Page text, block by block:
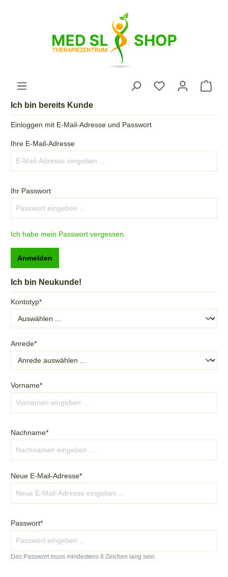
Ich bin bereits Kunde
Einloggen mit E-Mail-Adresse und Passwort
Ihre E-Mail-Adresse
Ihr Passwort
Ich habe mein Passwort vergessen.
Anmelden
Ich bin Neukunde!
Kontotyp*
Anrede*
Vorname*
Nachname*
Neue E-Mail-Adresse*
Passwort*
Das Passwort muss mindestens 8 Zeichen lang sein.